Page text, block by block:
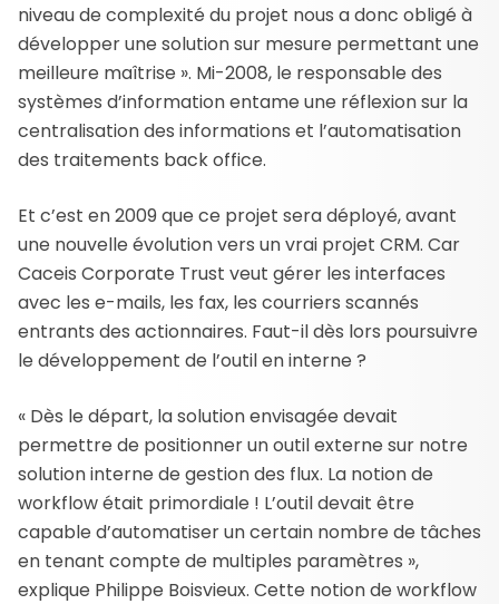
niveau de complexité du projet nous a donc obligé à
développer une solution sur mesure permettant une
meilleure maîtrise ». Mi-2008, le responsable des
systèmes d’information entame une réflexion sur la
centralisation des informations et l’automatisation
des traitements back office.
Et c’est en 2009 que ce projet sera déployé, avant
une nouvelle évolution vers un vrai projet CRM. Car
Caceis Corporate Trust veut gérer les interfaces
avec les e-mails, les fax, les courriers scannés
entrants des actionnaires. Faut-il dès lors poursuivre
le développement de l’outil en interne ?
« Dès le départ, la solution envisagée devait
permettre de positionner un outil externe sur notre
solution interne de gestion des flux. La notion de
workflow était primordiale ! L’outil devait être
capable d’automatiser un certain nombre de tâches
en tenant compte de multiples paramètres »,
explique Philippe Boisvieux. Cette notion de workflow